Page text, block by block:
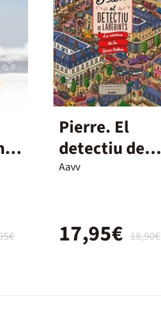
Pierre. El
detectiu de
laberints
Aavv
18,90€
17,95€